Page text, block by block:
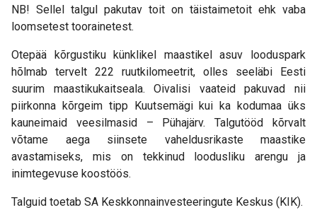
NB! Sellel talgul pakutav toit on täistaimetoit ehk vaba
loomsetest toorainetest.
Otepää kõrgustiku künklikel maastikel asuv looduspark
hõlmab tervelt 222 ruutkilomeetrit, olles seeläbi Eesti
suurim maastikukaitseala. Oivalisi vaateid pakuvad nii
piirkonna kõrgeim tipp Kuutsemägi kui ka kodumaa üks
kauneimaid veesilmasid – Pühajärv. Talgutööd kõrvalt
võtame aega siinsete vaheldusrikaste maastike
avastamiseks, mis on tekkinud loodusliku arengu ja
inimtegevuse koostöös.
Talguid toetab SA Keskkonnainvesteeringute Keskus (KIK).